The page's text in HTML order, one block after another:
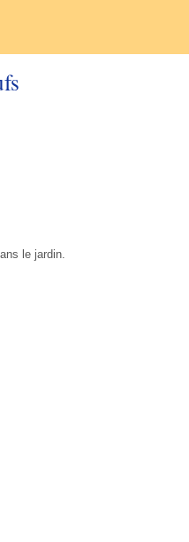
le jardin.